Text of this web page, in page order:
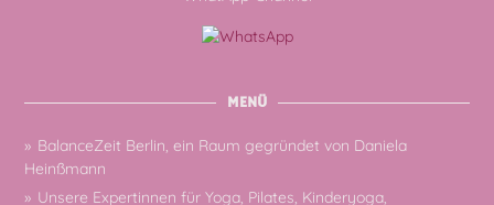
MENÜ
BalanceZeit Berlin, ein Raum gegründet von Daniela
Heinßmann
Unsere Expertinnen für Yoga, Pilates, Kinderyoga,